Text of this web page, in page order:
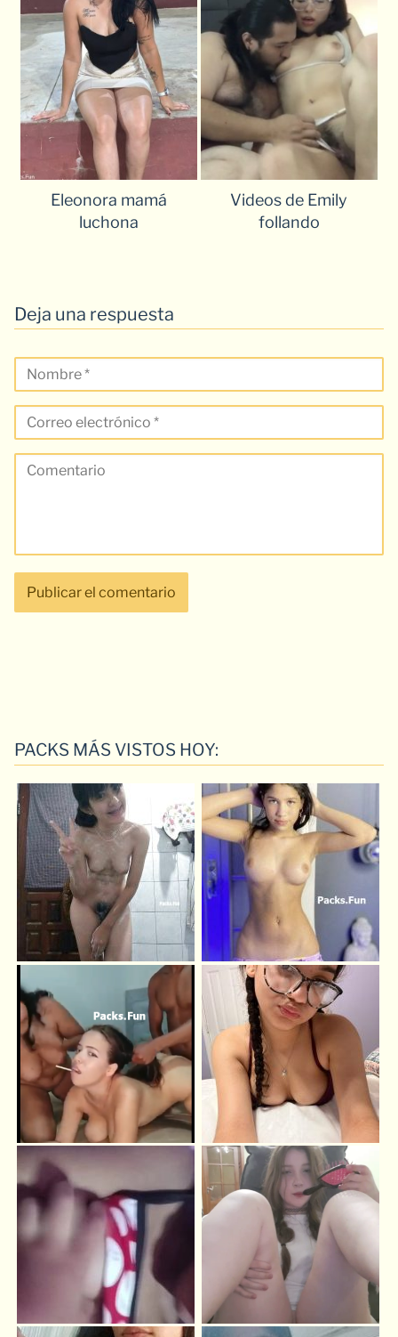
Eleonora mamá
luchona
Videos de Emily
follando
Deja una respuesta
PACKS MÁS VISTOS HOY: